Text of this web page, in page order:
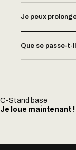
Je peux
Que se passe-t-
C-Stand base
Je loue maintenant !